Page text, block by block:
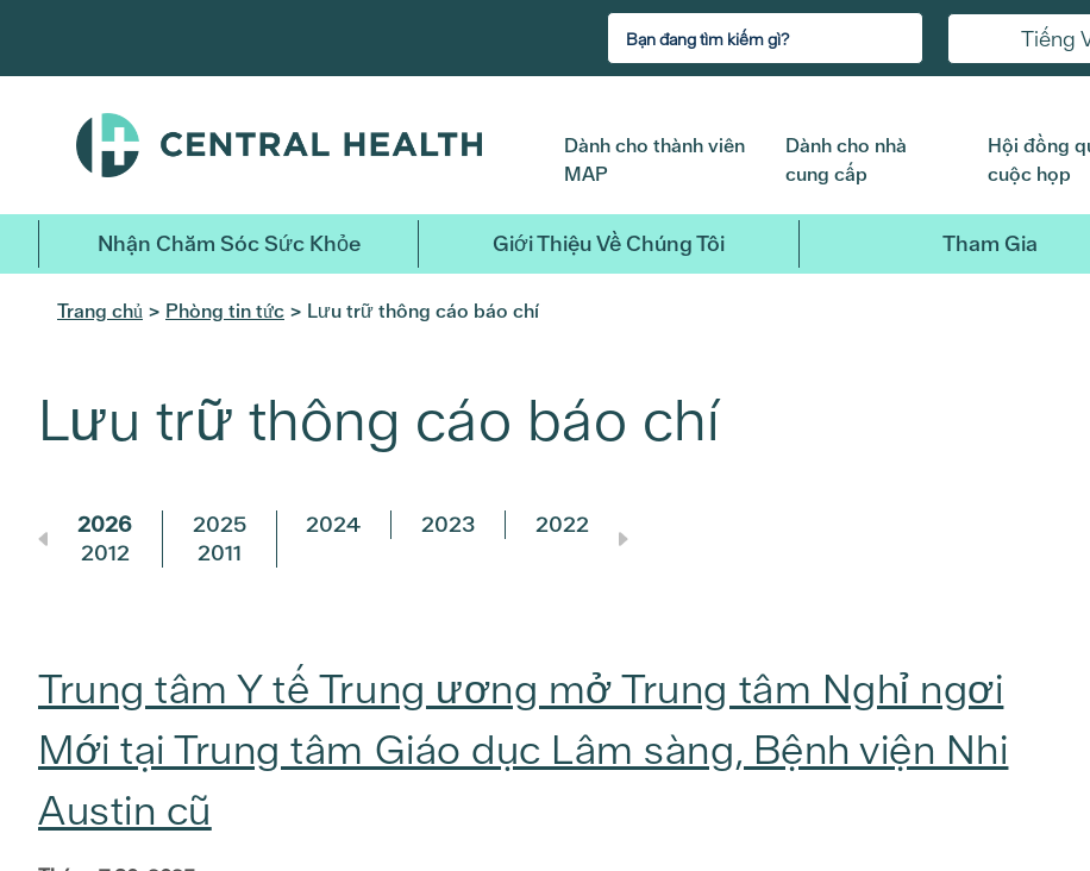
nội
chính
Tiếng
Dành cho thành viên
MAP
Dành cho nhà
cung cấp
Hội đồng
cuộc họp
Nhận Chăm Sóc Sức Khỏe Giới Thiệu Về Chúng Tôi Tham Gia
Trang chủ > Phòng tin tức > Lưu trữ thông cáo báo chí
Lưu trữ thông cáo báo chí
2026 2025 2024 2023 2022
2012
2011
Trung tâm Y tế Trung ương mở Trung tâm Nghỉ ngơi
Mới tại Trung tâm Giáo dục Lâm sàng, Bệnh viện Nhi
Austin cũ